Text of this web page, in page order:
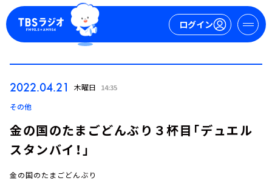
ログイン
2022.04.21 木曜日 14:35
その他
金の国のたまごどんぶり３杯目「デュエル
スタンバイ！」
金の国のたまごどんぶり